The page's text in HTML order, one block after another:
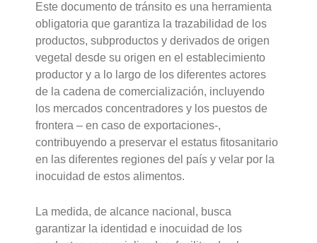
Este documento de tránsito es una herramienta
obligatoria que garantiza la trazabilidad de los
productos, subproductos y derivados de origen
vegetal desde su origen en el establecimiento
productor y a lo largo de los diferentes actores
de la cadena de comercialización, incluyendo
los mercados concentradores y los puestos de
frontera – en caso de exportaciones-,
contribuyendo a preservar el estatus fitosanitario
en las diferentes regiones del país y velar por la
inocuidad de estos alimentos.
La medida, de alcance nacional, busca
garantizar la identidad e inocuidad de los